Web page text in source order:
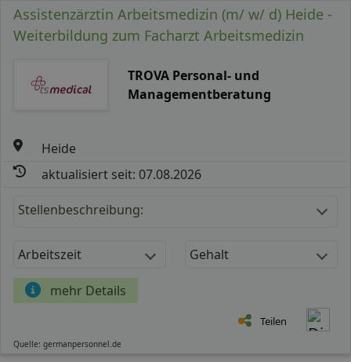
Assistenzärztin Arbeitsmedizin (m/ w/ d) Heide -
Weiterbildung zum Facharzt Arbeitsmedizin
TROVA Personal- und
Managementberatung
Heide
aktualisiert seit: 07.08.2026
Stellenbeschreibung:
Arbeitszeit Gehalt
mehr Details
Teilen
Quelle: germanpersonnel.de